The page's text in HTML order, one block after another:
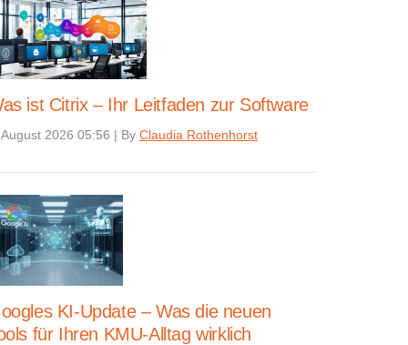
ist Citrix – Ihr Leitfaden zur Software
2026 05:56 | By Claudia Rothenhorst
KI-Update – Was die neuen
für Ihren KMU-Alltag wirklich